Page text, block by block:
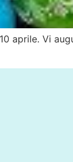
aprile. Vi